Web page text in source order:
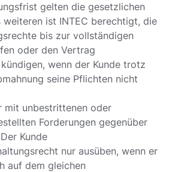
gelten die gesetzlichen
weiteren ist INTEC berechtigt, die
bis zur vollständigen
oder den Vertrag
wenn der Kunde trotz
seine Pflichten nicht
mit unbestrittenen oder
Forderungen gegenüber
Kunde
nur ausüben, wenn er
auf dem gleichen